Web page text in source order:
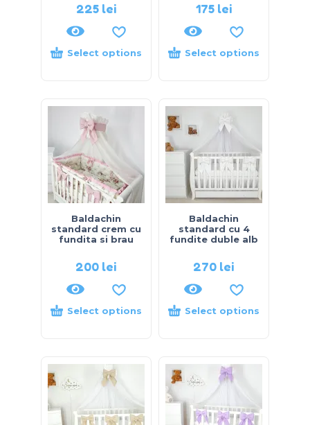
225 lei
Select options
175 lei
Select options
Baldachin
standard crem cu
fundita si brau
200 lei
Select options
Baldachin
standard cu 4
fundite duble alb
270 lei
Select options